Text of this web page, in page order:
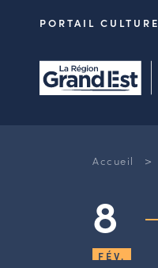
PORTAIL CULTURE
Accueil >
8
FÉV.